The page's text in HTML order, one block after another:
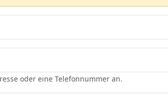
oder eine Telefonnummer an.